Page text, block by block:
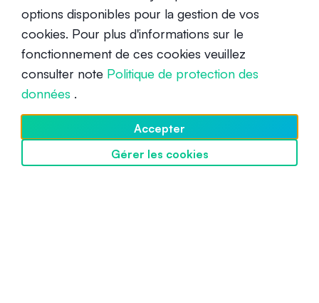
Le wallet Phantom est-il sécurisé
pour les utilisateurs de Solana ?
Débutant 3 juillet 2025
options disponibles pour la gestion de vos
cookies. Pour plus d'informations sur le
fonctionnement de ces cookies veuillez
consulter note Politique de protection des
données .
Accepter
Gérer les cookies
Découvrir SwissBorg